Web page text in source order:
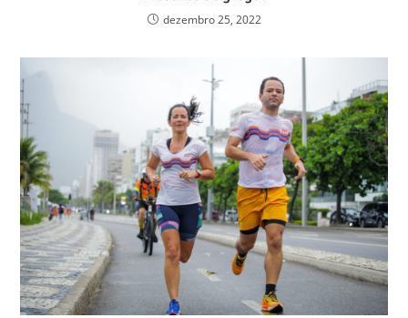
dezembro 25, 2022